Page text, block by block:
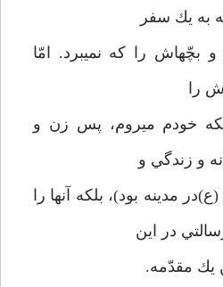
به يك سفر
بچّه­اش را كه نمي­برد. امّا
را
خودم مي­روم، پس زن و
و زندگي و
مدينه بود)، بلكه آنها را
در اين
يك مقدّمه.